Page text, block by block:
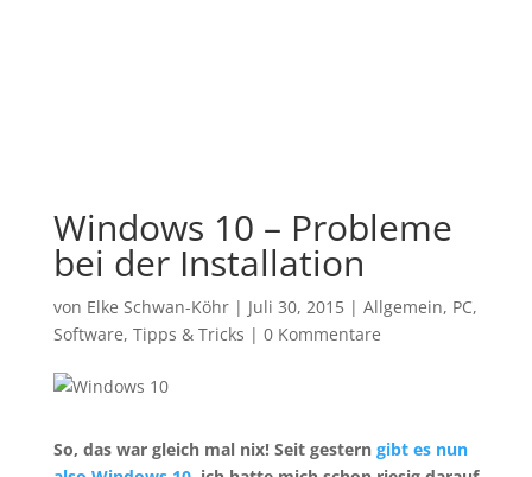
Windows 10 – Probleme
bei der Installation
von Elke Schwan-Köhr| Juli 30, 2015| Allgemein, PC,
Software, Tipps & Tricks | 0 Kommentare
So, das war gleich mal nix! Seit gestern gibt es nun